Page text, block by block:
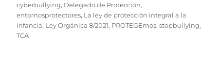
cyberbullying, Delegado de Protección,
entornosprotectores, La ley de protección integral a la
infancia, Ley Orgánica 8/2021, PROTEGEmos,stopbullying,
TCA